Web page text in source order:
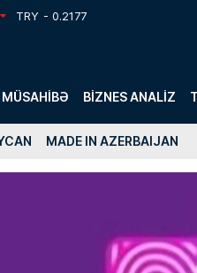
TRY - 0.2177
MÜSAHIBƏ BIZNES ANALIZ
MADE IN AZERBAIJAN